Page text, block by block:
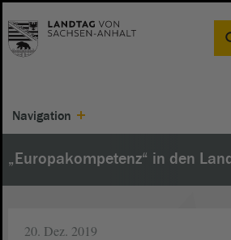
Navigation
„Europakompetenz“ in den
20. Dez. 2019